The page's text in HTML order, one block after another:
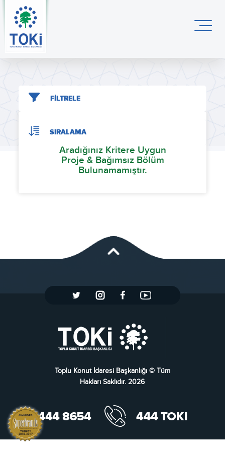
FİLTRELE
SIRALAMA
Aradığınız Kritere Uygun
Proje & Bağımsız Bölüm
Bulunamamıştır.
Toplu Konut İdaresi Başkanlığı © Tüm
Hakları Saklıdır. 2026